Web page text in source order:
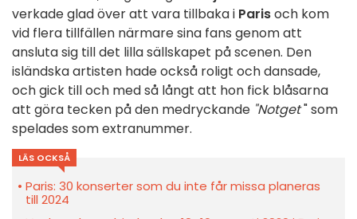
verkade glad över att vara tillbaka i Parisoch kom
vid flera tillfällen närmare sina fans genom att
ansluta sig till det lilla sällskapet på scenen. Den
isländska artisten hade också roligt och dansade,
och gick till och med så långt att hon fick blåsarna
att göra tecken på den medryckande "Notget" som
spelades som extranummer.
LÄS OCKSÅ
Paris: 30 konserter som du inte får missa planeras
till 2024